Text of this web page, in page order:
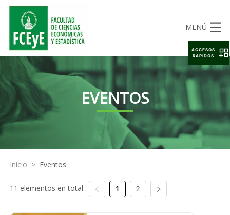
MENÚ
EVENTOS
Inicio > Eventos
11 elementos en total: 1 2
ACCESOS
RAPIDOS